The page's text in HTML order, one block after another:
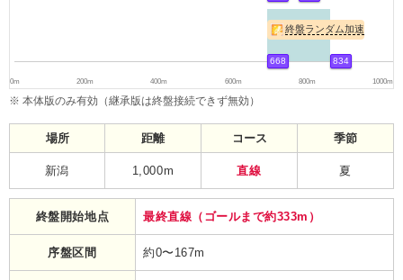
668
終盤ランダム加速
834
0m 200m 400m 600m 800m 1000m
※ 本体版のみ有効（継承版は終盤接続できず無効）
場所 距離 コース 季節
新潟 1,000m 直線 夏
終盤開始地点 最終直線（ゴールまで約333m）
序盤区間 約0〜167m